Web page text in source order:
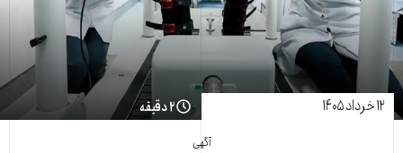
۱۲ خرداد ۱۴۰۵ ۲ دقیقه
آگهی